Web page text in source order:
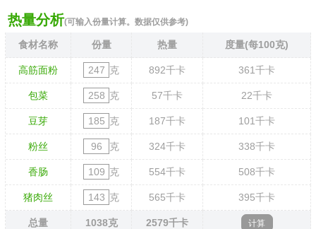
热量分析(可输入份量计算。数据仅供参考)
食材名称 份量 热量 度量(每100克)
高筋面粉 克 892千卡 361千卡
包菜 克 57千卡 22千卡
豆芽 克 187千卡 101千卡
粉丝 克 324千卡 338千卡
香肠 克 554千卡 508千卡
猪肉丝 克 565千卡 395千卡
总量 1038克 2579千卡